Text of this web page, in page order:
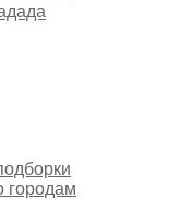
городам